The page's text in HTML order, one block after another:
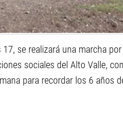
se realizará una marcha
sociales del Alto Valle,
para recordar los 6 años